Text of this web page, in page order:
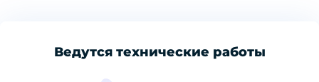
Ведутся технические работы